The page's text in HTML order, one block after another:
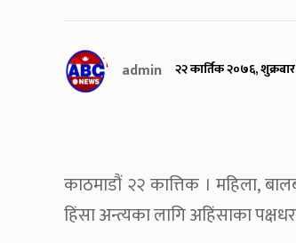
admin २२ कार्तिक २०७६,
काठमाडौं २२ कात्तिक । महिला,
हिंसा अन्त्यका लागि अहिंसाका